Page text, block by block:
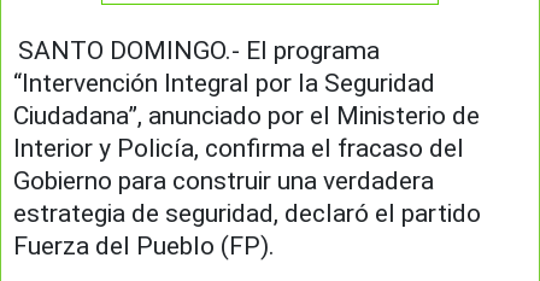
SANTO DOMINGO.- El programa
“Intervención Integral por la Seguridad
Ciudadana”, anunciado por el Ministerio de
Interior y Policía, confirma el fracaso del
Gobierno para construir una verdadera
estrategia de seguridad, declaró el partido
Fuerza del Pueblo (FP).